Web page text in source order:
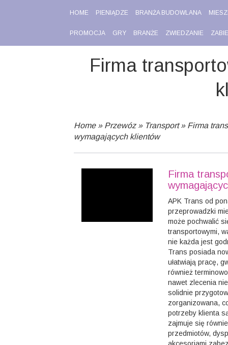
HOME PIENIĄDZE BRANŻA BUDOWLANA
PROMOCJA GRY BRANŻE ZWIEDZANIE
Firma
Home» Przewóz» Transport» Firma
wymagających klientów
Firma
APK Trans od
przeprowadzki
może pochwalić
transportowymi,
nie każda jest
Trans posiada
ułatwiają pracę,
również
nawet zlecenia
solidnie
zorganizowana,
potrzeby klienta
zajmuje się
przedmiotów,